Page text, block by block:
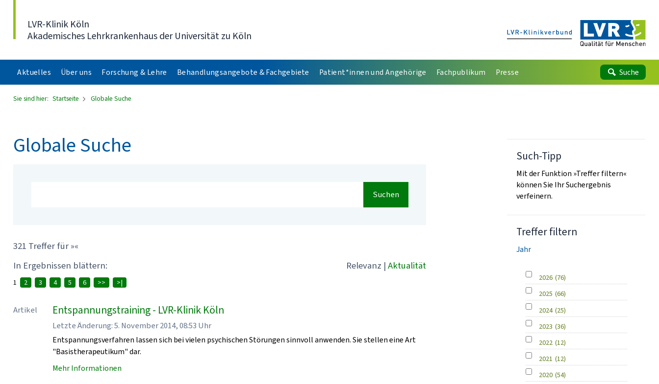
LVR-Klinik Köln
Akademisches Lehrkrankenhaus der Universität zu Köln
Aktuelles Über uns Forschung & Lehre Behandlungsangebote & Fachgebiete Patient*innen und Angehörige Fachpublikum Presse Suche
Sie sind hier: Startseite Globale Suche
Globale Suche
Suchen
321 Treffer für »«
In Ergebnissen blättern:
Relevanz | Aktualität
1 2 3 4 5 6 >> >|
Artikel Entspannungstraining - LVR-Klinik Köln
Letzte Änderung: 5. November 2014, 08:53 Uhr
Entspannungsverfahren lassen sich bei vielen psychischen Störungen sinnvoll anwenden. Sie stellen eine Art
"Basistherapeutikum" dar.
Mehr Informationen
Such-Tipp
Mit der Funktion »Treffer filtern«
können Sie Ihr Suchergebnis
verfeinern.
Treffer filtern
Jahr
2026 (76)
2025 (66)
2024 (25)
2023 (36)
2022 (12)
2021 (12)
2020 (54)